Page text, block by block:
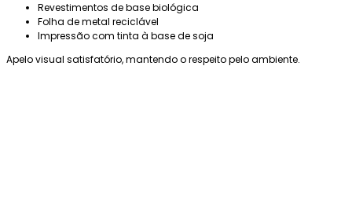
Revestimentos de base biológica
Folha de metal reciclável
Impressão com tinta à base de soja
Apelo visual satisfatório, mantendo o respeito pelo ambiente.